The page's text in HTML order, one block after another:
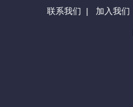
联系我们 | 加入我们